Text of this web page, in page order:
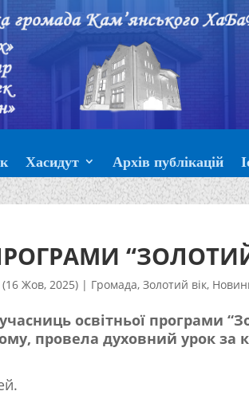
Хасидут Архів публікацій
“ЗОЛОТИЙ
Жов, 2025)| Громада, Золотий вік,
освітньої програми
провела духовний урок за